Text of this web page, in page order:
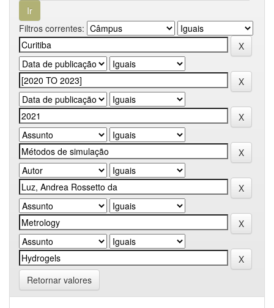
Filtros correntes:
Retornar valores